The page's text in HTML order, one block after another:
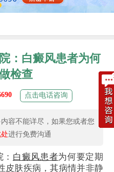
：白癜风患者为何
检查
点击电话咨询
容不能详尽，如果您或者您
进行免费沟通
白癜风患者为何要定期
皮肤疾病，其病情并非静